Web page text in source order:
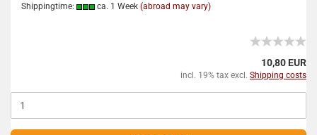
Shippingtime:
ca. 1 Week (abroad may vary)
10,80 EUR
incl. 19% tax excl. Shipping costs